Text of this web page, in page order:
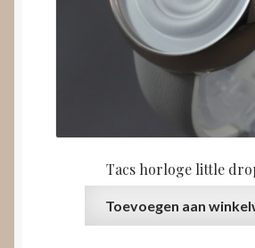
Tacs horloge little
Toevoegen aan